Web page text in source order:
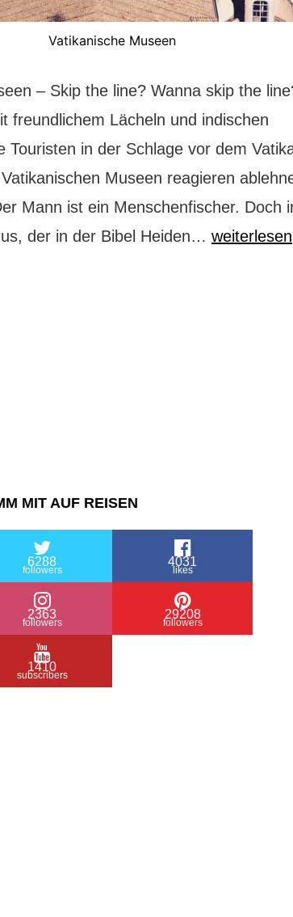
Vatikanische Museen
– Skip the line? Wanna skip the
freundlichem Lächeln und indischen
Touristen in der Schlage vor dem
Museen reagieren
Mann ist ein Menschenfischer. Doch
der in der Bibel Heiden… Die
weiterlesen
MIT AUF REISEN
6288
followers
4031
likes
2363
followers
29208
followers
1410
subscribers